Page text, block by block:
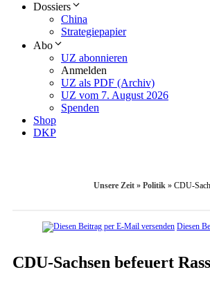
Dossiers
China
Strategiepapier
Abo
UZ abonnieren
Anmelden
UZ als PDF (Archiv)
UZ vom 7. August 2026
Spenden
Shop
DKP
Unsere Zeit » Politik » CDU-
Diesen
CDU-Sachsen befeuert